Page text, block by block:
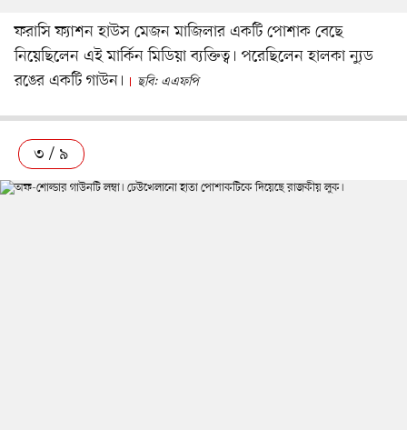
ফরাসি ফ্যাশন হাউস মেজন মাজিলার একটি পোশাক বেছে
নিয়েছিলেন এই মার্কিন মিডিয়া ব্যক্তিত্ব। পরেছিলেন হালকা ন্যুড
রঙের একটি গাউন।
ছবি: এএফপি
৩ / ৯